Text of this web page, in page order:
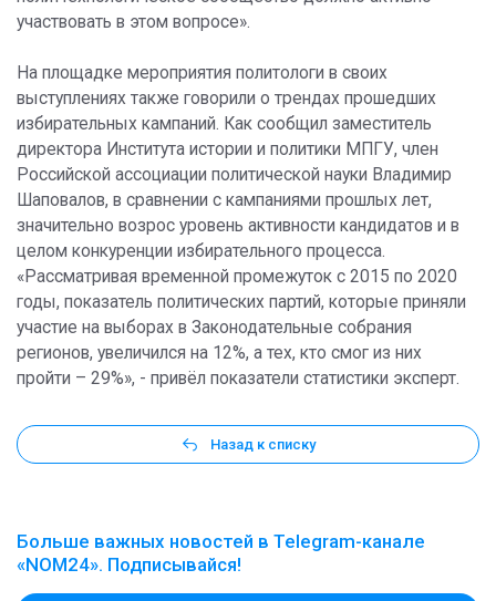
участвовать в этом вопросе».
На площадке мероприятия политологи в своих
выступлениях также говорили о трендах прошедших
избирательных кампаний. Как сообщил заместитель
директора Института истории и политики МПГУ, член
Российской ассоциации политической науки Владимир
Шаповалов, в сравнении с кампаниями прошлых лет,
значительно возрос уровень активности кандидатов и в
целом конкуренции избирательного процесса.
«Рассматривая временной промежуток с 2015 по 2020
годы, показатель политических партий, которые приняли
участие на выборах в Законодательные собрания
регионов, увеличился на 12%, а тех, кто смог из них
пройти – 29%», - привёл показатели статистики эксперт.
Назад к списку
Больше важных новостей в Telegram-канале
«NOM24». Подписывайся!